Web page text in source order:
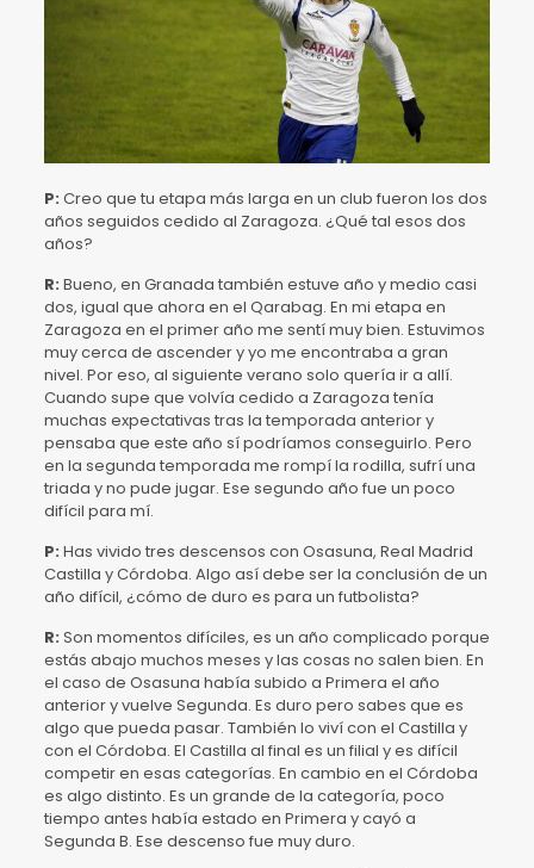
P: Creo que tu etapa más larga en un club fueron los dos
años seguidos cedido al Zaragoza. ¿Qué tal esos dos
años?
R: Bueno, en Granada también estuve año y medio casi
dos, igual que ahora en el Qarabag. En mi etapa en
Zaragoza en el primer año me sentí muy bien. Estuvimos
muy cerca de ascender y yo me encontraba a gran
nivel. Por eso, al siguiente verano solo quería ir a allí.
Cuando supe que volvía cedido a Zaragoza tenía
muchas expectativas tras la temporada anterior y
pensaba que este año sí podríamos conseguirlo. Pero
en la segunda temporada me rompí la rodilla, sufrí una
triada y no pude jugar. Ese segundo año fue un poco
difícil para mí.
P: Has vivido tres descensos con Osasuna, Real Madrid
Castilla y Córdoba. Algo así debe ser la conclusión de un
año difícil, ¿cómo de duro es para un futbolista?
R: Son momentos difíciles, es un año complicado porque
estás abajo muchos meses y las cosas no salen bien. En
el caso de Osasuna había subido a Primera el año
anterior y vuelve Segunda. Es duro pero sabes que es
algo que pueda pasar. También lo viví con el Castilla y
con el Córdoba. El Castilla al final es un filial y es difícil
competir en esas categorías. En cambio en el Córdoba
es algo distinto. Es un grande de la categoría, poco
tiempo antes había estado en Primera y cayó a
Segunda B. Ese descenso fue muy duro.